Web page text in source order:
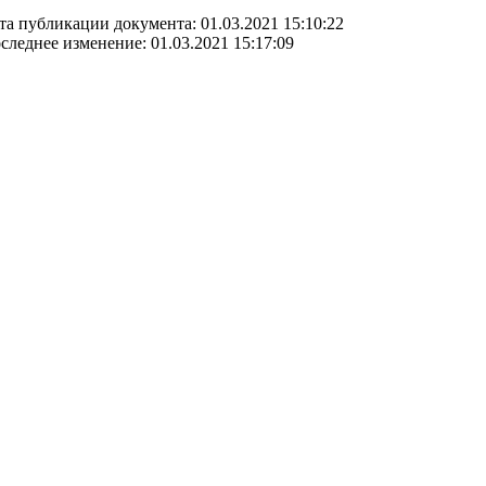
публикации документа: 01.03.2021 15:10:22
изменение: 01.03.2021 15:17:09